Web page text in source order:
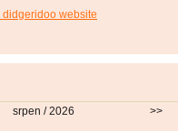
website
srpen / 2026 >>